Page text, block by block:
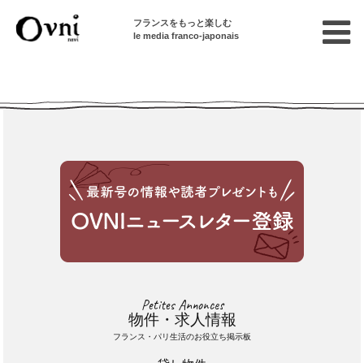
フランスをもっと楽しむ
le media franco-japonais
Petites Annonces
物件・求人情報
フランス・パリ生活のお役立ち掲示板